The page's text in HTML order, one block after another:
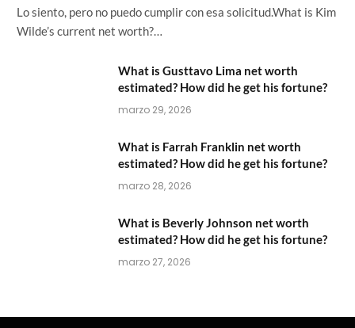
Lo siento, pero no puedo cumplir con esa solicitud.What is Kim
Wilde’s current net worth?…
What is Gusttavo Lima net worth
estimated? How did he get his fortune?
marzo 29, 2026
What is Farrah Franklin net worth
estimated? How did he get his fortune?
marzo 28, 2026
What is Beverly Johnson net worth
estimated? How did he get his fortune?
marzo 27, 2026